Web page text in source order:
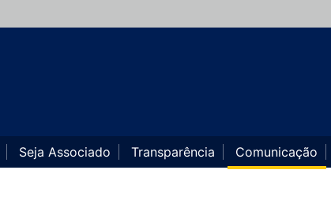
Seja Associado Transparência Comunicação